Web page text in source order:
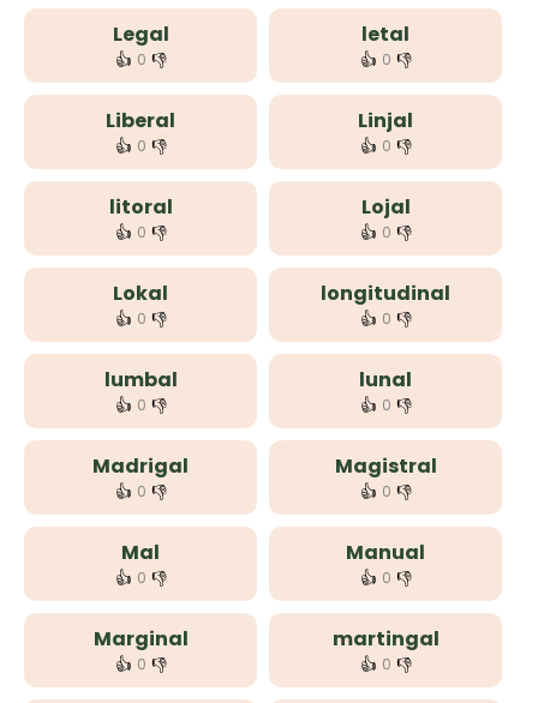
Legal
👍 0 👎
letal
👍 0 👎
Liberal
👍 0 👎
Linjal
👍 0 👎
litoral
👍 0 👎
Lojal
👍 0 👎
Lokal
👍 0 👎
longitudinal
👍 0 👎
lumbal
👍 0 👎
lunal
👍 0 👎
Madrigal
👍 0 👎
Magistral
👍 0 👎
Mal
👍 0 👎
Manual
👍 0 👎
Marginal
👍 0 👎
martingal
👍 0 👎